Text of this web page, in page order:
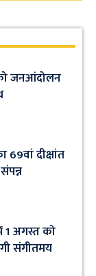
जनआंदोलन
69वां दीक्षांत
1 अगस्त को
संगीतमय